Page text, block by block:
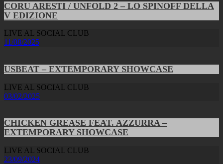
CORU ARESTI / UNFOLD 2 – LO SPINOFF DELLA
V EDIZIONE
LIVE AL SOCIAL CLUB
11/08/2025
USBEAT – EXTEMPORARY SHOWCASE
LIVE AL SOCIAL CLUB
03/02/2025
CHICKEN GREASE FEAT. AZZURRA –
EXTEMPORARY SHOWCASE
LIVE AL SOCIAL CLUB
23/09/2024